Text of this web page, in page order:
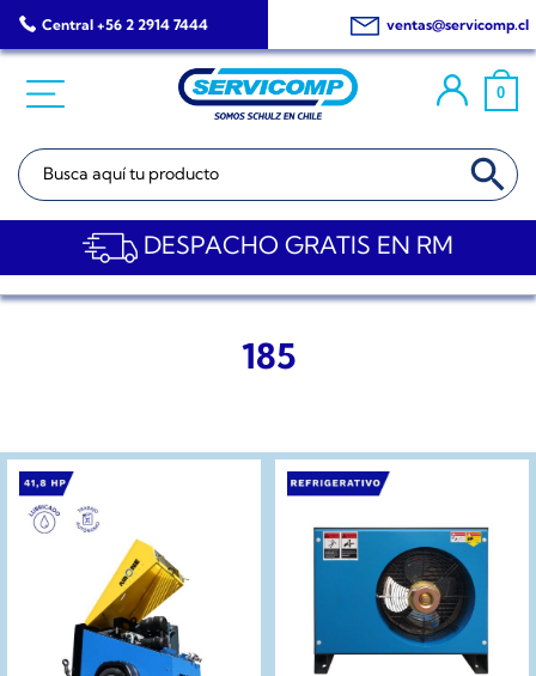
Saltar
al
Central +56 2 2914 7444 ventas@servicomp.cl
0
Buscar: BOTÓN DE
DESPACHO GRATIS EN RM
185